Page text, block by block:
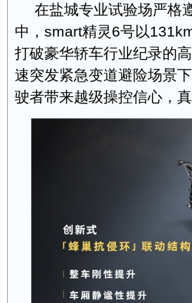
在盐城专业试验场严格
中，smart精灵6号以
打破豪华轿车行业纪录的
速突发紧急变道避险场景
驶者带来越级操控信心，